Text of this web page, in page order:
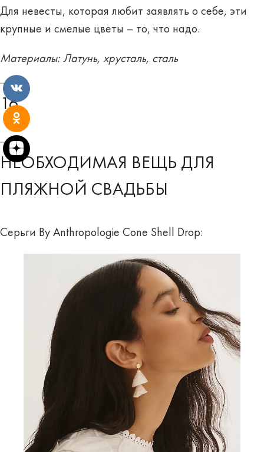
Для невесты, которая любит заявлять о себе, эти
крупные и смелые цветы – то, что надо.
Материалы: Латунь, хрусталь, сталь
16
НЕОБХОДИМАЯ ВЕЩЬ ДЛЯ
ПЛЯЖНОЙ СВАДЬБЫ
Серьги By Anthropologie Cone Shell Drop: